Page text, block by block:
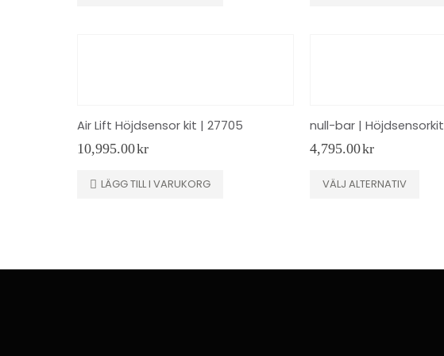
Air Lift Höjdsensor kit | 27705
10,995.00kr
LÄGG TILL I VARUKORG
null-bar | Höjdsensorkit
4,795.00kr
VÄLJ ALTERNATIV
Den